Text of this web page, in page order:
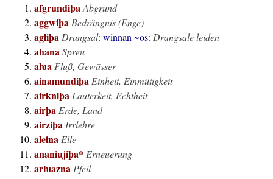
afgrundiþaAbgrund
aggwiþa Bedrängnis (Enge)
agliþa Drangsal: winnan ~os: Drangsale leiden
ahanaSpreu
aƕa Fluß, Gewässer
ainamundiþa Einheit, Einmütigkeit
airkniþa Lauterkeit, Echtheit
airþa Erde, Land
airziþa Irrlehre
aleina Elle
ananiujiþa* Erneuerung
arƕazna Pfeil